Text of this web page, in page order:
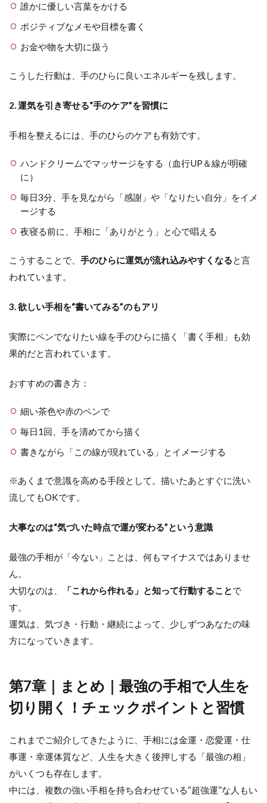
誰かに優しい言葉をかける
ポジティブなメモや目標を書く
お金や物を大切に扱う
こうした行動は、手のひらに良いエネルギーを残します。
2. 運気を引き寄せる“手のケア”を習慣に
手相を整えるには、手のひらのケアも有効です。
ハンドクリームでマッサージをする（血行UP＆線が明確
に）
毎日3分、手を見ながら「感謝」や「なりたい自分」をイメ
ージする
夜寝る前に、手相に「ありがとう」と心で唱える
こうすることで、 手のひらに運気が流れ込みやすくなると言
われています。
3. 欲しい手相を“書いてみる”のもアリ
実際にペンでなりたい線を手のひらに描く「書く手相」も効
果的だと言われています。
おすすめの書き方：
細い茶色や赤のペンで
毎日1回、手を清めてから描く
書きながら「この線が現れている」とイメージする
※あくまで意識を高める手段として。描いたあとすぐに洗い
流してもOKです。
大事なのは“気づいた時点で運が変わる”という意識
最強の手相が「今ない」ことは、何もマイナスではありませ
ん。
大切なのは、
「これから作れる」と知って行動することで
す。
運気は、気づき・行動・継続によって、少しずつあなたの味
方になっていきます。
第7章｜まとめ｜最強の手相で人生を
切り開く！チェックポイントと習慣
これまでご紹介してきたように、手相には金運・恋愛運・仕
事運・幸運体質など、人生を大きく後押しする「最強の相」
がいくつも存在します。
中には、複数の強い手相を持ち合わせている“超強運”な人もい